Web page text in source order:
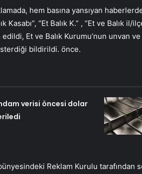
hem basına yansıyan
Kasabı”, “Et Balık K.” , “Et ve Balık
Et ve Balık Kurumu’nun unvan
bildirildi. önce.
verisi öncesi dolar
Reklam Kurulu